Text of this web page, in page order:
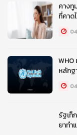
คางทู
ที่คาด
หลักฐ
รัฐเ
ยาทำ